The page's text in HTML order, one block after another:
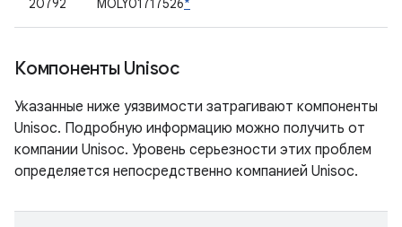
20792
MOLY01717526*
Компоненты Unisoc
Указанные ниже уязвимости затрагивают компоненты
Unisoc. Подробную информацию можно получить от
компании Unisoc. Уровень серьезности этих проблем
определяется непосредственно компанией Unisoc.